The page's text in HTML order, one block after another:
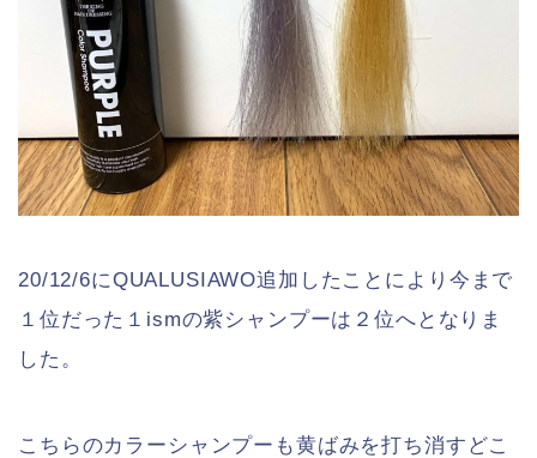
20/12/6にQUALUSIAWO追加したことにより今まで
１位だった１ismの紫シャンプーは２位へとなりま
した。
こちらのカラーシャンプーも黄ばみを打ち消すどこ